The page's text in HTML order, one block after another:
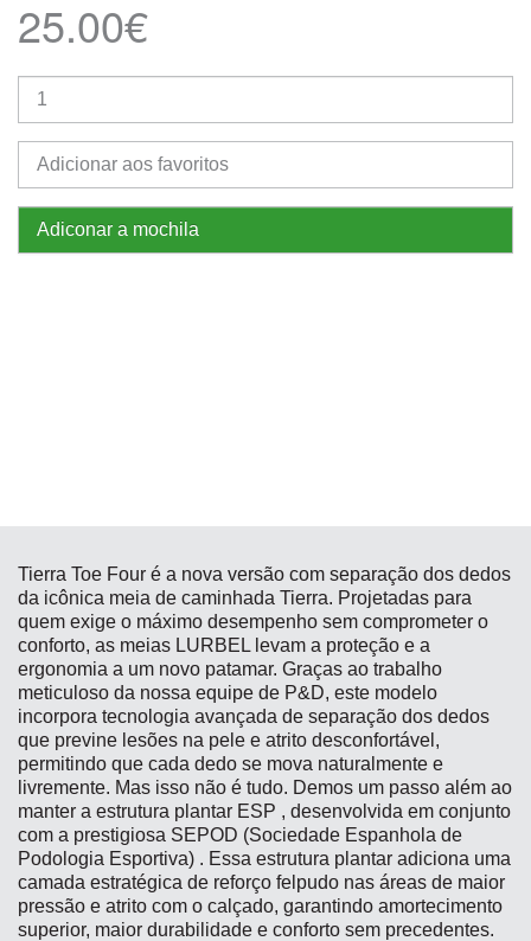
25.00€
Adicionar aos favoritos
Adiconar a mochila
Tierra Toe Four é a nova versão com separação dos dedos
da icônica meia de caminhada Tierra. Projetadas para
quem exige o máximo desempenho sem comprometer o
conforto, as meias LURBEL levam a proteção e a
ergonomia a um novo patamar. Graças ao trabalho
meticuloso da nossa equipe de P&D, este modelo
incorpora tecnologia avançada de separação dos dedos
que previne lesões na pele e atrito desconfortável,
permitindo que cada dedo se mova naturalmente e
livremente. Mas isso não é tudo. Demos um passo além ao
manter a estrutura plantar ESP , desenvolvida em conjunto
com a prestigiosa SEPOD (Sociedade Espanhola de
Podologia Esportiva) . Essa estrutura plantar adiciona uma
camada estratégica de reforço felpudo nas áreas de maior
pressão e atrito com o calçado, garantindo amortecimento
superior, maior durabilidade e conforto sem precedentes.